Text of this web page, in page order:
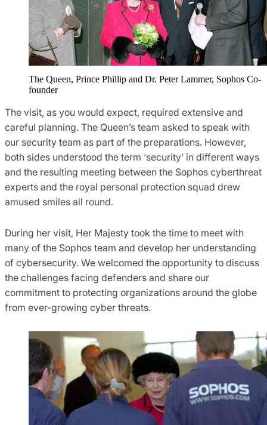
The Queen, Prince Phillip and Dr. Peter Lammer, Sophos Co-
founder
The visit, as you would expect, required extensive and
careful planning. The Queen’s team asked to speak with
our security team as part of the preparations. However,
both sides understood the term ‘security’ in different ways
and the resulting meeting between the Sophos cyberthreat
experts and the royal personal protection squad drew
amused smiles all round.
During her visit, Her Majesty took the time to meet with
many of the Sophos team and develop her understanding
of cybersecurity. We welcomed the opportunity to discuss
the challenges facing defenders and share our
commitment to protecting organizations around the globe
from ever-growing cyber threats.